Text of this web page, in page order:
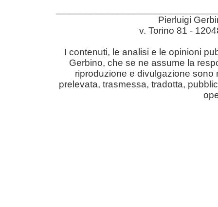
Pierluigi
v. Torino 81 -
I contenuti, le analisi e le opinioni
Gerbino, che se ne assume la
riproduzione e divulgazione sono
prelevata, trasmessa, tradotta,